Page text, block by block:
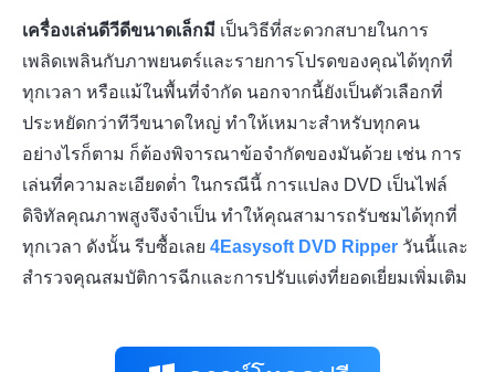
เครื่องเล่นดีวีดีขนาดเล็กมี เป็นวิธีที่สะดวกสบายในการ
เพลิดเพลินกับภาพยนตร์และรายการโปรดของคุณได้ทุกที่
ทุกเวลา หรือแม้ในพื้นที่จำกัด นอกจากนี้ยังเป็นตัวเลือกที่
ประหยัดกว่าทีวีขนาดใหญ่ ทำให้เหมาะสำหรับทุกคน
อย่างไรก็ตาม ก็ต้องพิจารณาข้อจำกัดของมันด้วย เช่น การ
เล่นที่ความละเอียดต่ำ ในกรณีนี้ การแปลง DVD เป็นไฟล์
ดิจิทัลคุณภาพสูงจึงจำเป็น ทำให้คุณสามารถรับชมได้ทุกที่
ทุกเวลา ดังนั้น รีบซื้อเลย 4Easysoft DVD Ripper วันนี้และ
สำรวจคุณสมบัติการฉีกและการปรับแต่งที่ยอดเยี่ยมเพิ่มเติม